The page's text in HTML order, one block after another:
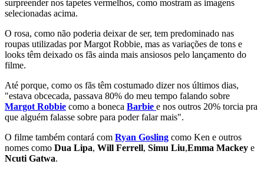
surpreender nos tapetes vermelhos, como mostram as imagens
selecionadas acima.
O rosa, como não poderia deixar de ser, tem predominado nas
roupas utilizadas por Margot Robbie, mas as variações de tons e
looks têm deixado os fãs ainda mais ansiosos pelo lançamento do
filme.
Até porque, como os fãs têm costumado dizer nos últimos dias,
"estava obcecada, passava 80% do meu tempo falando sobre
Margot Robbie como a boneca Barbie e nos outros 20% torcia pra
que alguém falasse sobre para poder falar mais".
O filme também contará com Ryan Gosling como Ken e outros
nomes como Dua Lipa, Will Ferrell, Simu Liu,Emma Mackey e
Ncuti Gatwa.